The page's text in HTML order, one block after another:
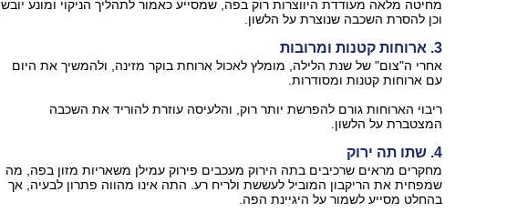
מחיטה מלאה מעודדת היווצרות רוק בפה, שמסייע כאמור לתהליך הניקוי ומונע יובש,
וכן להסרת השכבה שנוצרת על הלשון.
3. ארוחות קטנות ומרובות
אחרי ה"צום" של שנת הלילה, מומלץ לאכול ארוחת בוקר מזינה, ולהמשיך את היום
עם ארוחות קטנות ומסודרות.
ריבוי הארוחות גורם להפרשת יותר רוק, והלעיסה עוזרת להוריד את השכבה
המצטברת על הלשון.
4. שתו תה ירוק
מחקרים מראים שרכיבים בתה הירוק מעכבים פירוק עמילן משאריות מזון בפה, מה
שמפחית את הריקבון המוביל לעששת ולריח רע. התה אינו מהווה פתרון לבעיה, אך
בהחלט מסייע לשמור על היגיינת הפה.